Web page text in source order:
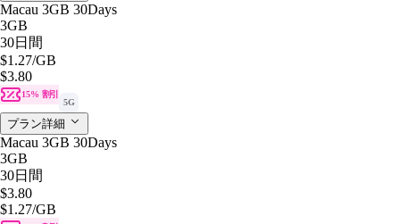
Macau 3GB 30Days
3GB
30日間
$1.27/GB
$3.80
15% 割引
5G
プラン詳細
Macau 3GB 30Days
3GB
30日間
$3.80
$1.27/GB